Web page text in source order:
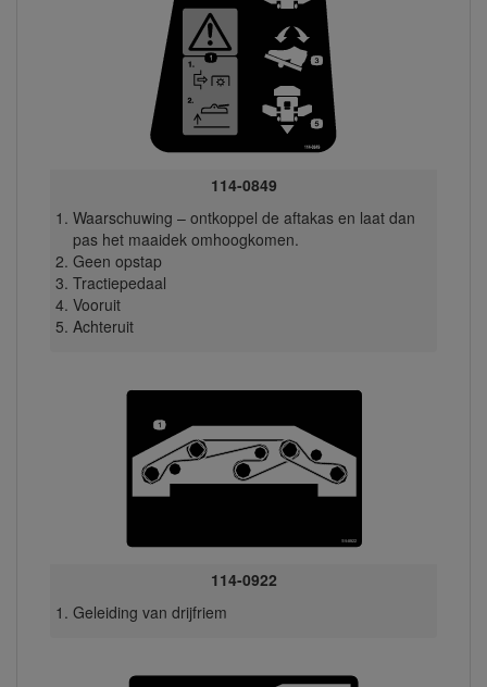
114-0849
Waarschuwing – ontkoppel de aftakas en laat dan
pas het maaidek omhoogkomen.
Geen opstap
Tractiepedaal
Vooruit
Achteruit
114-0922
Geleiding van drijfriem